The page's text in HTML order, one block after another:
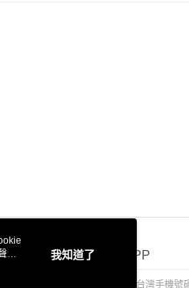
官方APP
明
我知道了